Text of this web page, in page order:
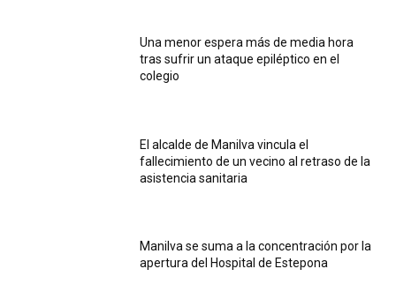
Una menor espera más de media hora
tras sufrir un ataque epiléptico en el
colegio
El alcalde de Manilva vincula el
fallecimiento de un vecino al retraso de la
asistencia sanitaria
Manilva se suma a la concentración por la
apertura del Hospital de Estepona